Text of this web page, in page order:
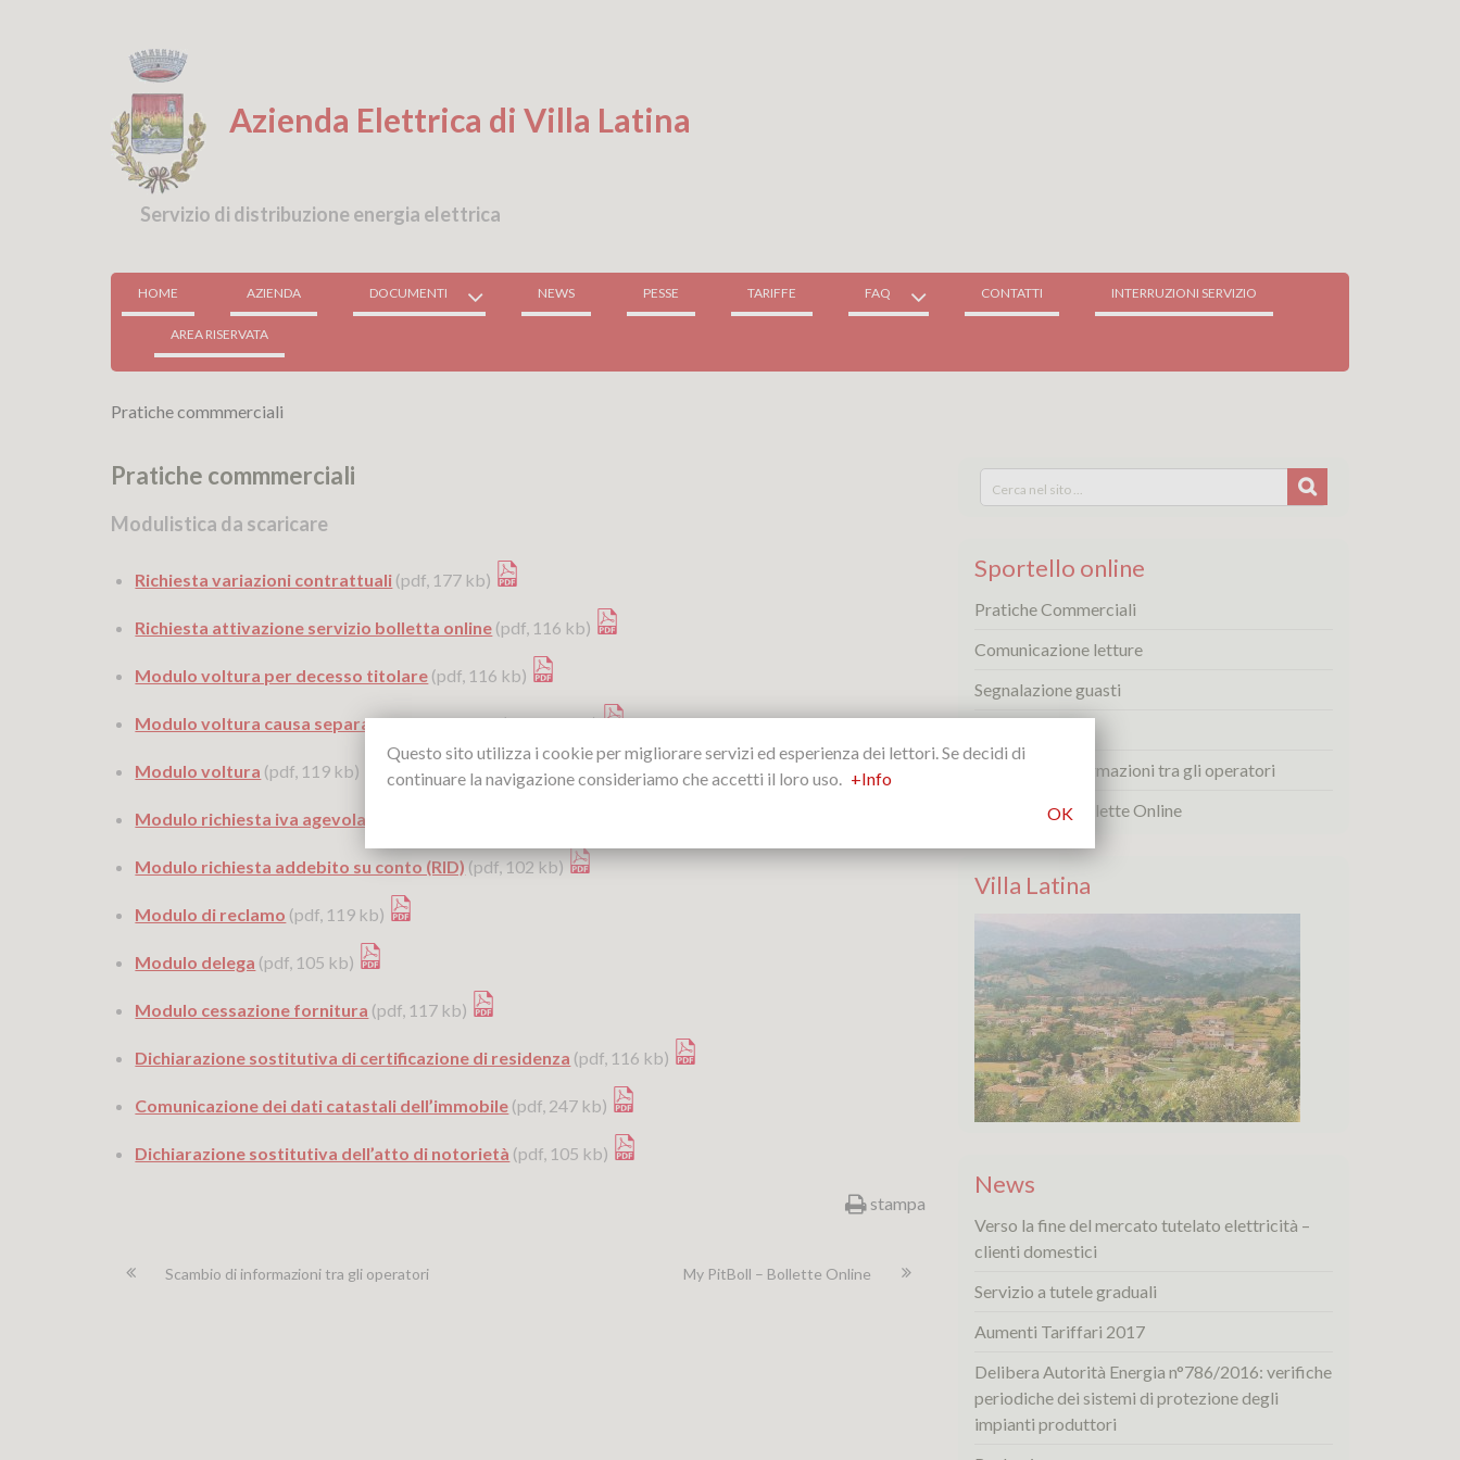
Azienda Elettrica di Villa Latina
Servizio di distribuzione energia elettrica
HOME AZIENDA DOCUMENTI NEWS PESSE TARIFFE FAQ CONTATTI INTERRUZIONI SERVIZIO
AREA RISERVATA
Pratiche commmerciali
Pratiche commmerciali
Modulistica da scaricare
Richiesta variazioni contrattuali (pdf, 177 kb)
Richiesta attivazione servizio bolletta online (pdf, 116 kb)
Modulo voltura per decesso titolare (pdf, 116 kb)
Modulo voltura causa separazione o divorzio(pdf, 116 kb)
Modulo voltura (pdf, 119 kb)
Modulo richiesta iva agevolata
Modulo richiesta addebito su conto (RID) (pdf, 102 kb)
Modulo di reclamo (pdf, 119 kb)
Modulo delega (pdf, 105 kb)
Modulo cessazione fornitura (pdf, 117 kb)
Dichiarazione sostitutiva di certificazione di residenza (pdf, 116 kb)
Comunicazione dei dati catastali dell’immobile (pdf, 247 kb)
Dichiarazione sostitutiva dell’atto di notorietà (pdf, 105 kb)
stampa
Scambio di informazioni tra gli operatori My PitBoll – Bollette Online
for:
Sportello online
Pratiche Commerciali
Comunicazione letture
Segnalazione guasti
Scambio di informazioni tra gli operatori
My PitBoll - Bollette Online
Villa Latina
News
Verso la fine del mercato tutelato elettricità –
clienti domestici
Servizio a tutele graduali
Aumenti Tariffari 2017
Delibera Autorità Energia n°786/2016: verifiche
periodiche dei sistemi di protezione degli
impianti produttori
Questo sito utilizza i cookie per migliorare servizi ed esperienza dei lettori. Se decidi di
continuare la navigazione consideriamo che accetti il loro uso.
+Info
OK